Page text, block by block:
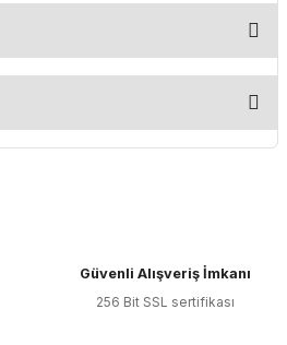
veya görüntülenemiyor.
bilgiler bulunuyor.
Güvenli Alışveriş İmkanı
256 Bit SSL sertifikası